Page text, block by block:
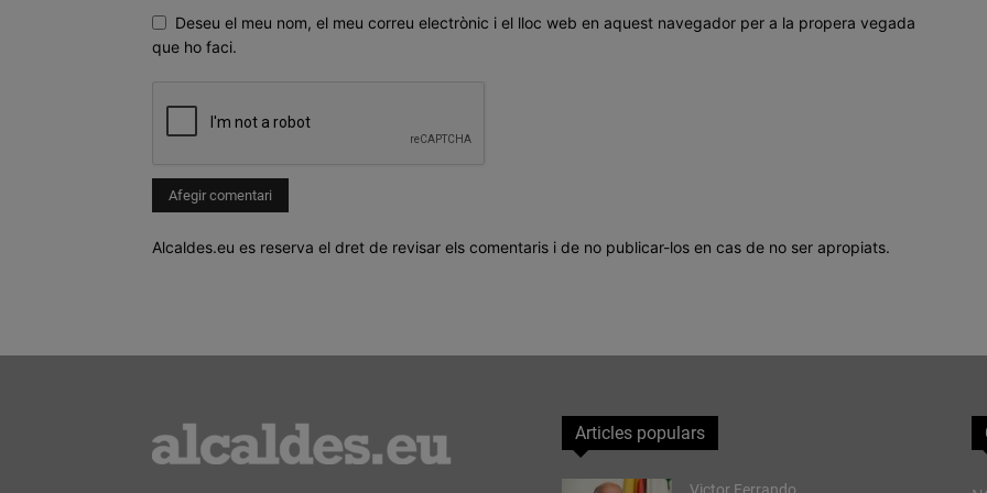
Deseu el meu nom, el meu correu electrònic i el lloc web en aquest navegador per a la propera vegada
que ho faci.
Alcaldes.eu es reserva el dret de revisar els comentaris i de no publicar-los en cas de no ser apropiats.
Articles populars